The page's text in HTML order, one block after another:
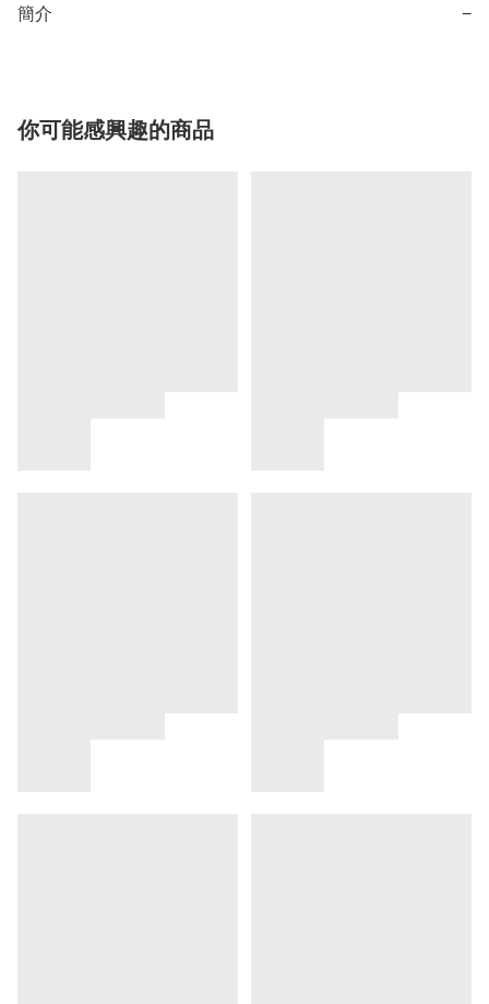
簡介 −
你可能感興趣的商品